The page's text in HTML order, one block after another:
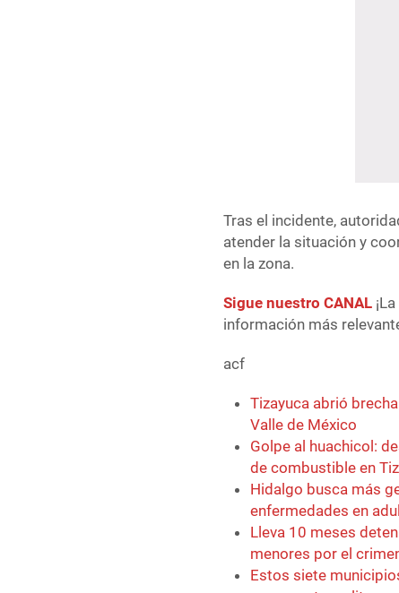
Tras el incidente,
atender la situación y
en la zona.
Sigue nuestro CANAL
información más
acf
Tizayuca abrió
Valle de México
Golpe al huachicol:
de combustible en
Hidalgo busca más
enfermedades en
Lleva 10 meses
menores por el
Estos siete